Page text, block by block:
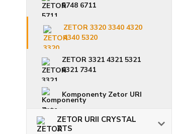
5748 6711
ZETOR 3320 3340 4320
4340 5320
ZETOR 3321 4321 5321
6321 7341
Komponenty Zetor URI
ZETOR URII CRYSTAL
ZTS